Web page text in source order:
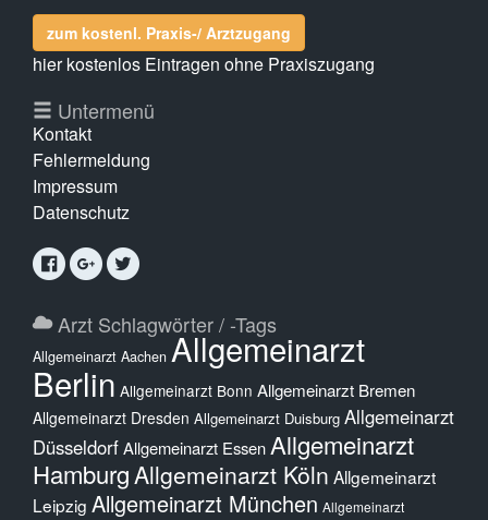
zum kostenl. Praxis-/ Arztzugang
hier kostenlos Eintragen ohne Praxiszugang
Untermenü
Kontakt
Fehlermeldung
Impressum
Datenschutz
Arzt Schlagwörter / -Tags
Allgemeinarzt Aachen Allgemeinarzt
Berlin Allgemeinarzt Bonn Allgemeinarzt Bremen
Allgemeinarzt Dresden Allgemeinarzt Duisburg Allgemeinarzt
DüsseldorfAllgemeinarzt Essen Allgemeinarzt
HamburgAllgemeinarzt Köln Allgemeinarzt
Leipzig Allgemeinarzt München Allgemeinarzt